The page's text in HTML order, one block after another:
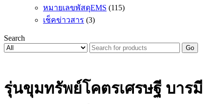
หมายเลขพัสดุEMS (115)
เช็คข่าวสาร (3)
Search
Go
รุ่นขุมทรัพย์โคตรเศรษฐี บารมี